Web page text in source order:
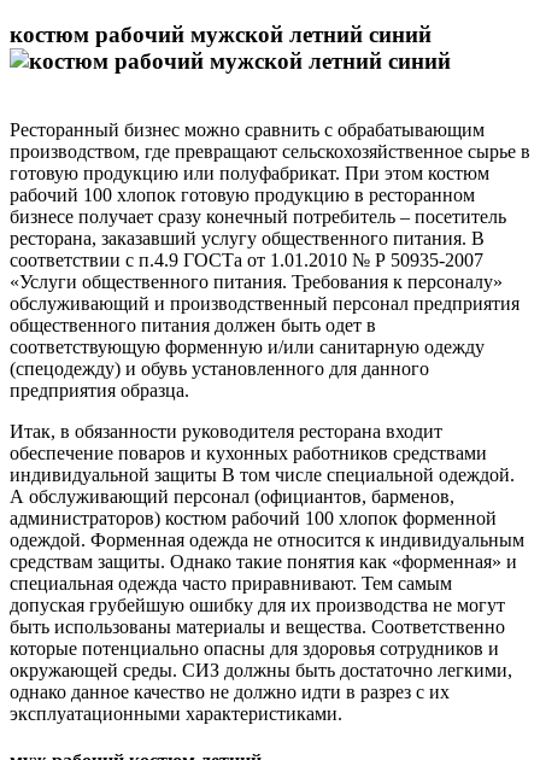
костюм рабочий мужской летний синий
Ресторанный бизнес можно сравнить с обрабатывающим
производством, где превращают сельскохозяйственное сырье в
готовую продукцию или полуфабрикат. При этом костюм
рабочий 100 хлопок готовую продукцию в ресторанном
бизнесе получает сразу конечный потребитель – посетитель
ресторана, заказавший услугу общественного питания. В
соответствии с п.4.9 ГОСТа от 1.01.2010 № Р 50935-2007
«Услуги общественного питания. Требования к персоналу»
обслуживающий и производственный персонал предприятия
общественного питания должен быть одет в
соответствующую форменную и/или санитарную одежду
(спецодежду) и обувь установленного для данного
предприятия образца.
Итак, в обязанности руководителя ресторана входит
обеспечение поваров и кухонных работников средствами
индивидуальной защиты В том числе специальной одеждой.
А обслуживающий персонал (официантов, барменов,
администраторов) костюм рабочий 100 хлопок форменной
одеждой. Форменная одежда не относится к индивидуальным
средствам защиты. Однако такие понятия как «форменная» и
специальная одежда часто приравнивают. Тем самым
допуская грубейшую ошибку для их производства не могут
быть использованы материалы и вещества. Соответственно
которые потенциально опасны для здоровья сотрудников и
окружающей среды. СИЗ должны быть достаточно легкими,
однако данное качество не должно идти в разрез с их
эксплуатационными характеристиками.